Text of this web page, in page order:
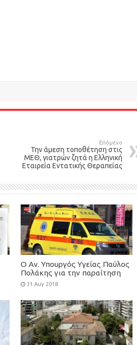
Επόμενο
Την άμεση τοποθέτηση στις
ΜΕΘ, γιατρών ζητά η Ελληνική
Εταιρεία Εντατικής Θεραπείας
Ο Αν. Υπουργός Υγείας Παύλος
Πολάκης για την παραίτηση
του Κ. Καρακατσιανόπουλου
31 Αυγ 2018